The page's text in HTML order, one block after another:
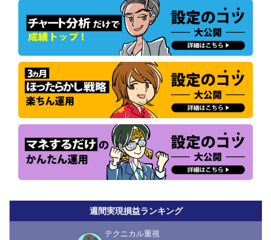
現時点で、累計実現益で100万円を突破しているチャーティスト先
生がトップとなっています。
ただ、累計実現損益に評価損を加味した時価損益でみると、72万円
超を獲得している怠け者の楽々投資さんとマネ運用をしているトラ
トレめがねさんが順調に利益を伸ばしていることがわかります。
怠け者の楽々投資さんは、運用をトラッキングトレードに任せ、開
始から「ほったらかし」で運用を継続するスタイル。
ち続けているプレイヤーです。
怠け者の楽々投資さんの過去実績はコチラ
週間実現損益ランキング
テクニカル重視